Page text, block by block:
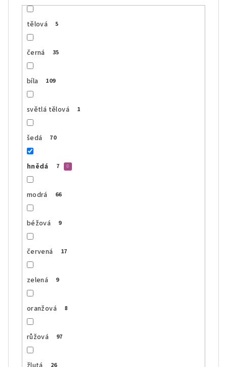
tělová 5
černá 35
bíla 109
světlá tělová 1
šedá 70
hnědá 7
modrá 66
béžová 9
červená 17
zelená 9
oranžová 8
růžová 97